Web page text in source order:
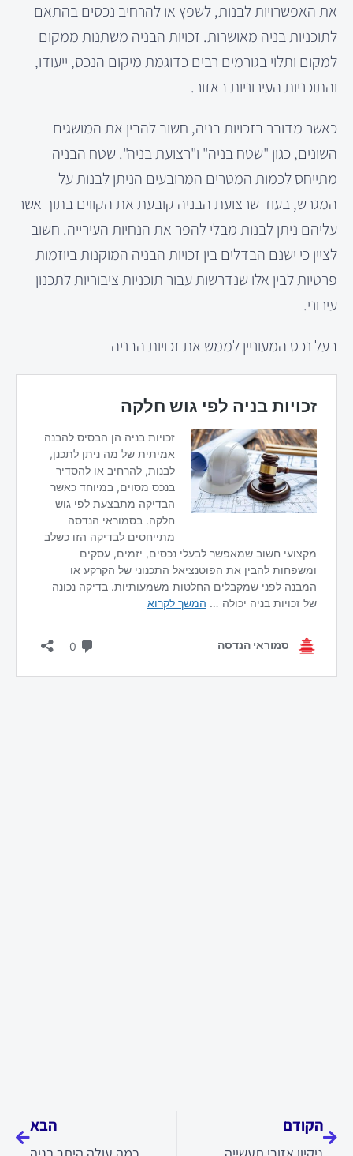
את האפשרויות לבנות, לשפץ או להרחיב נכסים בהתאם
לתוכניות בניה מאושרות. זכויות הבניה משתנות ממקום
למקום ותלוי בגורמים רבים כדוגמת מיקום הנכס, ייעודו,
והתוכניות העירוניות באזור.
כאשר מדובר בזכויות בניה, חשוב להבין את המושגים
השונים, כגון "שטח בניה" ו"רצועת בניה". שטח הבניה
מתייחס לכמות המטרים המרובעים הניתן לבנות על
המגרש, בעוד שרצועת הבניה קובעת את הקווים בתוך אשר
עליהם ניתן לבנות מבלי להפר את הנחיות העירייה. חשוב
לציין כי ישנם הבדלים בין זכויות הבניה המוקנות ביוזמות
פרטיות לבין אלו שנדרשות עבור תוכניות ציבוריות לתכנון
עירוני.
בעל נכס המעוניין לממש את זכויות הבניה
הקודם הבא